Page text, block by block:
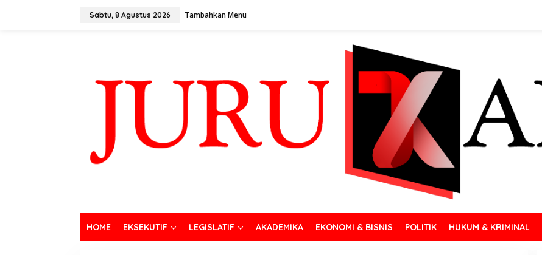
Sabtu, 8 Agustus 2026 Tambahkan Menu
HOME EKSEKUTIF LEGISLATIF AKADEMIKA EKONOMI & BISNIS POLITIK HUKUM & KRIMINAL